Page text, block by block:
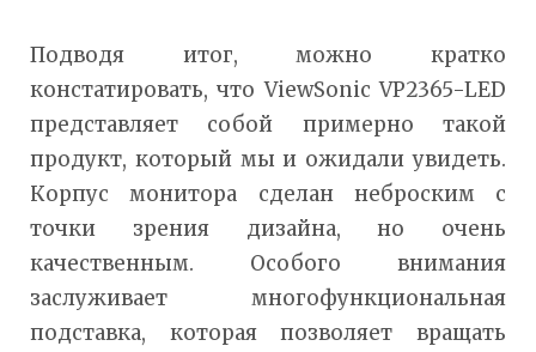
Подводя итог, можно кратко
констатировать, что ViewSonic VP2365-LED
представляет собой примерно такой
продукт, который мы и ожидали увидеть.
Корпус монитора сделан неброским с
точки зрения дизайна, но очень
качественным. Особого внимания
заслуживает многофункциональная
подставка, которая позволяет вращать